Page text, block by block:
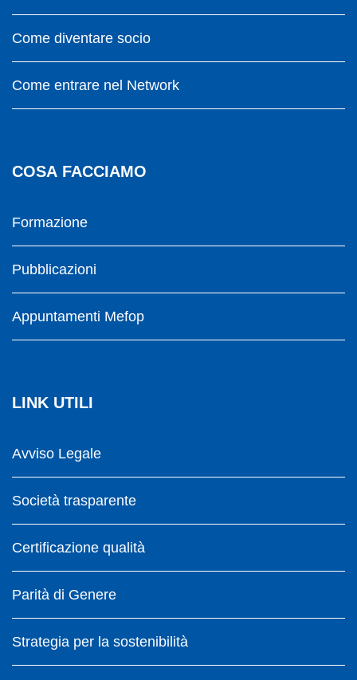
Come diventare socio
Come entrare nel Network
COSA FACCIAMO
Formazione
Pubblicazioni
Appuntamenti Mefop
LINK UTILI
Avviso Legale
Società trasparente
Certificazione qualità
Parità di Genere
Strategia per la sostenibilità